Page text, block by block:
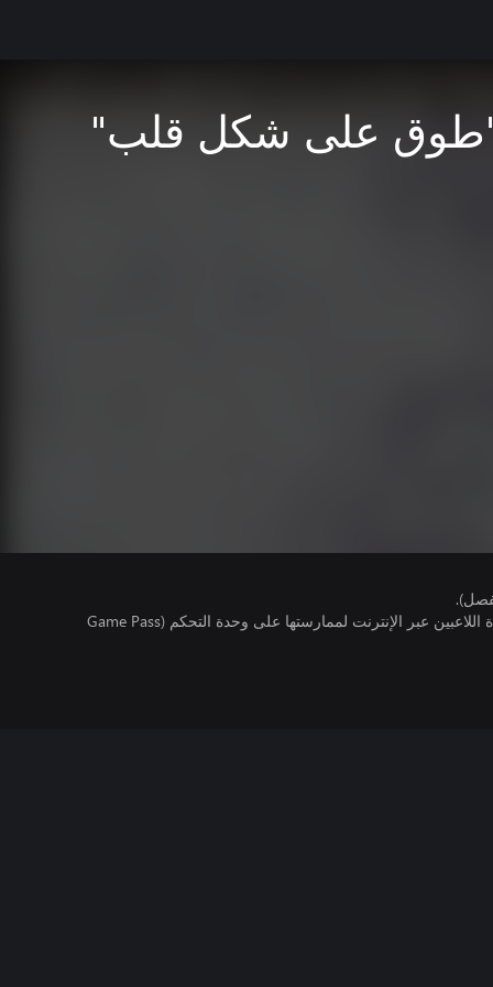
"طوق على شكل قلب"
تتطلب اللعبة توفر اشتراك ألعاب متعددة اللاعبين عبر الإنترنت لممارستها على وحدة التحكم (Game Pass